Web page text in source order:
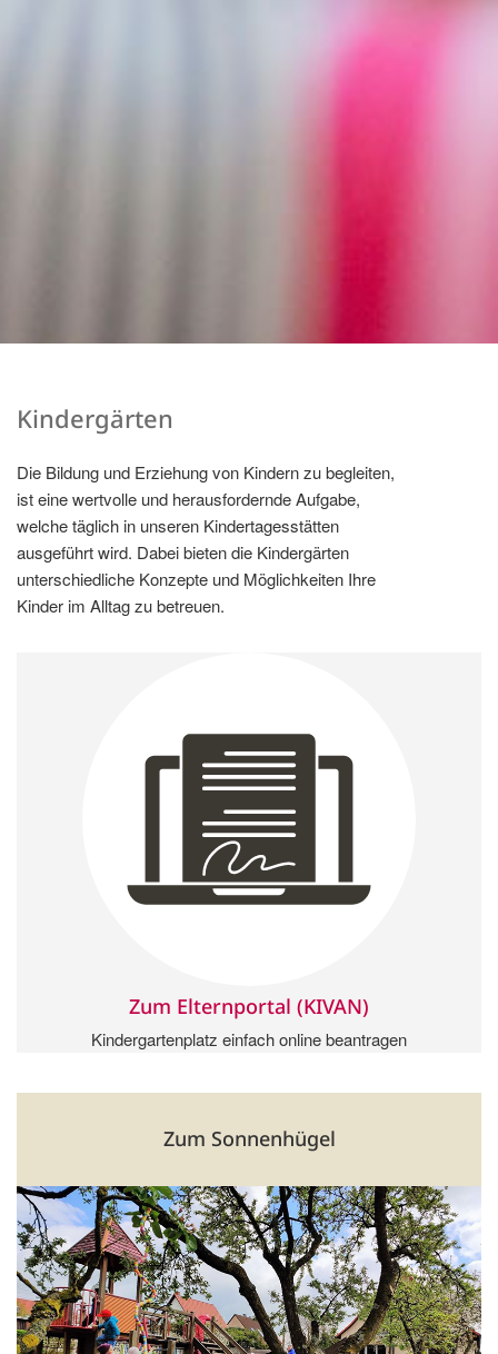
Kindergärten
Die Bildung und Erziehung von Kindern zu begleiten,
ist eine wertvolle und herausfordernde Aufgabe,
welche täglich in unseren Kindertagesstätten
ausgeführt wird. Dabei bieten die Kindergärten
unterschiedliche Konzepte und Möglichkeiten Ihre
Kinder im Alltag zu betreuen.
Zum Elternportal (KIVAN)
Kindergartenplatz einfach online beantragen
Zum Sonnenhügel
Ortsteil Dreißigacker
Träger: Stadt Meiningen
Sommerleite 5, 98617 Meiningen
🕑 06:30 Uhr bis 17:00 Uhr